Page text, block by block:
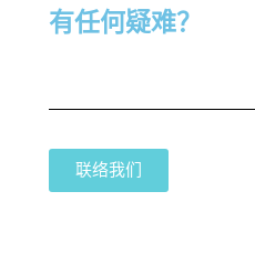
有任何疑难？
联络我们